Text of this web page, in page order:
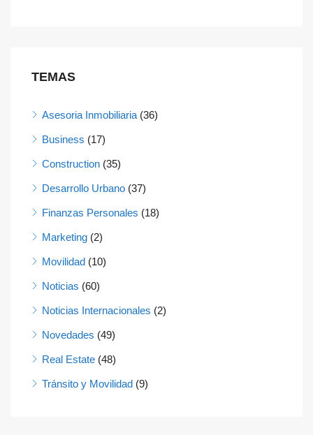
TEMAS
Asesoria Inmobiliaria (36)
Business (17)
Construction (35)
Desarrollo Urbano (37)
Finanzas Personales (18)
Marketing (2)
Movilidad (10)
Noticias (60)
Noticias Internacionales (2)
Novedades (49)
Real Estate (48)
Tránsito y Movilidad (9)